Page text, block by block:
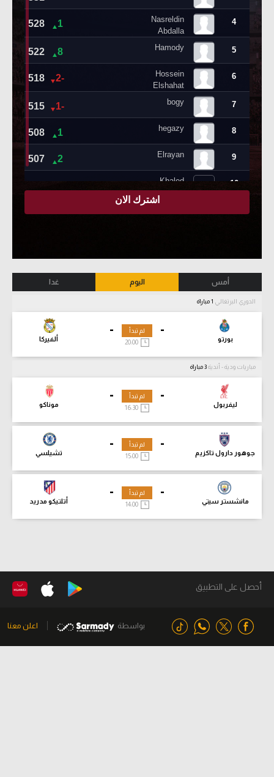
أمس اليوم غدا
الدوري البرتغالي
-
بورتو
-
ألفيركا
لم تبدأ
مباريات ودية - أندية
-
ليفربول
-
موناكو
لم تبدأ
-
جوهور دارول تاكزيم
-
تشيلسي
لم تبدأ
15:00
-
مانشستر سيتي
-
أتلتيكو مدريد
لم تبدأ
14:00
أحصل على التطبيق
بواسطة اعلن معنا